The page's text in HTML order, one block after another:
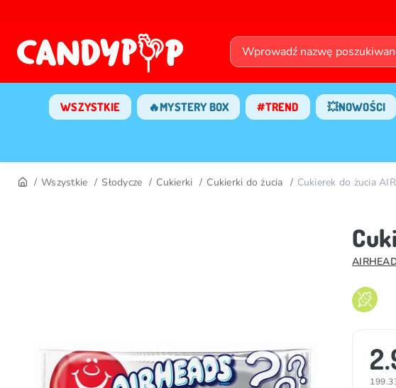
WSZYSTKIE 🔥MYSTERY BOX #TREND 💥NOWOŚCI
Wszystkie Słodycze Cukierki Cukierki do żucia Cukierek do żucia